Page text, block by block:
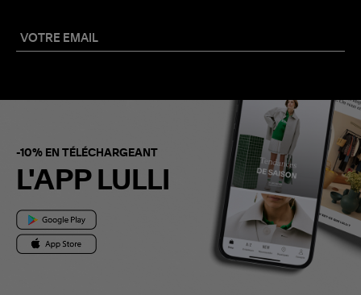
-10% EN TÉLÉCHARGEANT
L'APP LULLI